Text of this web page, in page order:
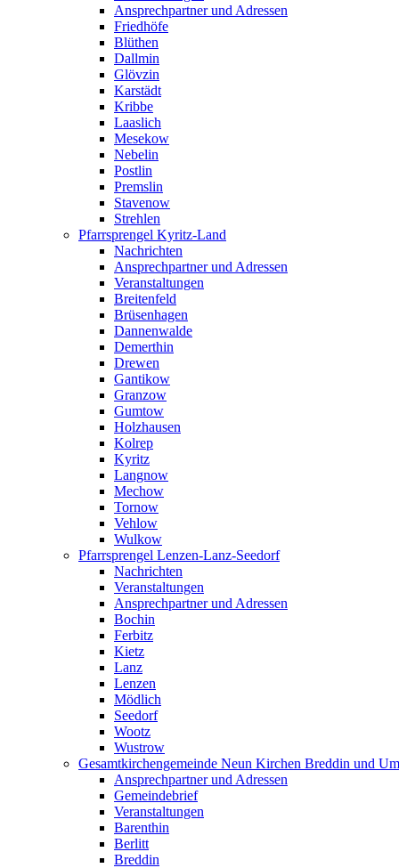
Ansprechpartner und Adressen
Friedhöfe
Blüthen
Dallmin
Glövzin
Karstädt
Kribbe
Laaslich
Mesekow
Nebelin
Postlin
Premslin
Stavenow
Strehlen
Pfarrsprengel Kyritz-Land
Nachrichten
Ansprechpartner und Adressen
Veranstaltungen
Breitenfeld
Brüsenhagen
Dannenwalde
Demerthin
Drewen
Gantikow
Granzow
Gumtow
Holzhausen
Kolrep
Kyritz
Langnow
Mechow
Tornow
Vehlow
Wulkow
Pfarrsprengel Lenzen-Lanz-Seedorf
Nachrichten
Veranstaltungen
Ansprechpartner und Adressen
Bochin
Ferbitz
Kietz
Lanz
Lenzen
Mödlich
Seedorf
Wootz
Wustrow
Gesamtkirchengemeinde Neun Kirchen Breddin und
Ansprechpartner und Adressen
Gemeindebrief
Veranstaltungen
Barenthin
Berlitt
Breddin